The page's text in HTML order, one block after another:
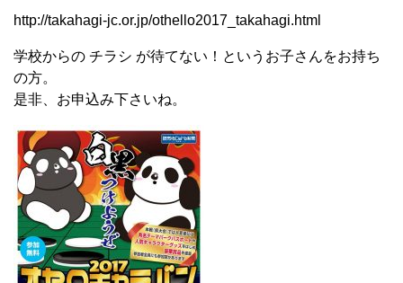
http://takahagi-jc.or.jp/othello2017_takahagi.html
学校からの チラシ が待てない！というお子さんをお持ち
の方。
是非、お申込み下さいね。